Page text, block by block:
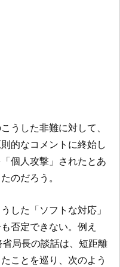
うした非難に対して、
的なコメントに終始し
個人攻撃」されたとあ
のだろう。
した「ソフトな対応」
否定できない。例え
局長の談話は、短距離
ことを巡り、次のよう